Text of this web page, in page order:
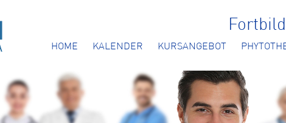
HOME KALENDER KURSANGEBOT